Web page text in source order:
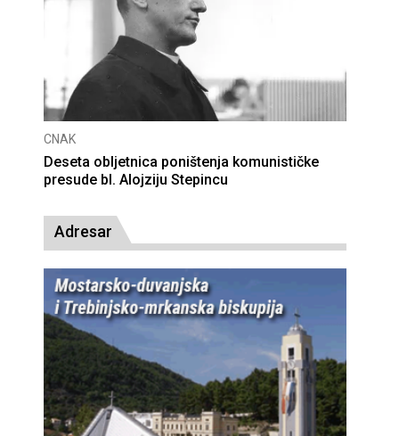
CNAK
Deseta obljetnica poništenja komunističke
presude bl. Alojziju Stepincu
Adresar